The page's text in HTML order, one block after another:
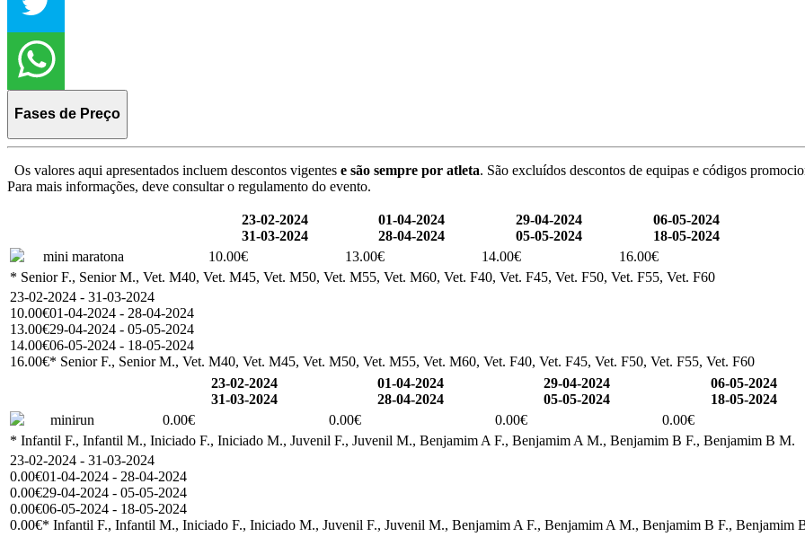
Fases de Preço
Os valores aqui apresentados incluem descontos vigentes e são sempre por atleta. São excluídos descontos de equipas e códigos
Para mais informações, deve consultar o regulamento do evento.
23-02-2024
31-03-2024
01-04-2024
28-04-2024
29-04-2024
05-05-2024
06-05-2024
18-05-2024
mini maratona
10.00€ 13.00€ 14.00€
16.00€
* Senior F., Senior M., Vet. M40, Vet. M45, Vet. M50, Vet. M55, Vet. M60, Vet. F40, Vet. F45, Vet. F50, Vet. F55, Vet. F60
23-02-2024 - 31-03-2024
10.00€01-04-2024 - 28-04-2024
13.00€29-04-2024 - 05-05-2024
14.00€06-05-2024 - 18-05-2024
16.00€* Senior F., Senior M., Vet. M40, Vet. M45, Vet. M50, Vet. M55, Vet. M60, Vet. F40, Vet. F45, Vet. F50, Vet. F55, Vet. F60
23-02-2024
31-03-2024
01-04-2024
28-04-2024
29-04-2024
05-05-2024
06-05-2024
18-05-2024
minirun
0.00€ 0.00€ 0.00€
0.00€
* Infantil F., Infantil M., Iniciado F., Iniciado M., Juvenil F., Juvenil M., Benjamim A F., Benjamim A M., Benjamim B F., Benjamim B M.
23-02-2024 - 31-03-2024
0.00€01-04-2024 - 28-04-2024
0.00€29-04-2024 - 05-05-2024
0.00€06-05-2024 - 18-05-2024
0.00€* Infantil F., Infantil M., Iniciado F., Iniciado M., Juvenil F., Juvenil M., Benjamim A F., Benjamim A M., Benjamim B F., Benjamim